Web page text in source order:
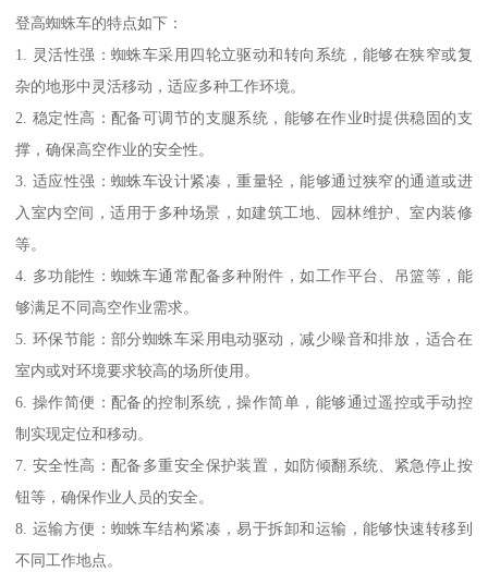
登高蜘蛛车的特点如下：
1. 灵活性强：蜘蛛车采用四轮立驱动和转向系统，能够在狭窄或复
杂的地形中灵活移动，适应多种工作环境。
2. 稳定性高：配备可调节的支腿系统，能够在作业时提供稳固的支
撑，确保高空作业的安全性。
3. 适应性强：蜘蛛车设计紧凑，重量轻，能够通过狭窄的通道或进
入室内空间，适用于多种场景，如建筑工地、园林维护、室内装修
等。
4. 多功能性：蜘蛛车通常配备多种附件，如工作平台、吊篮等，能
够满足不同高空作业需求。
5. 环保节能：部分蜘蛛车采用电动驱动，减少噪音和排放，适合在
室内或对环境要求较高的场所使用。
6. 操作简便：配备的控制系统，操作简单，能够通过遥控或手动控
制实现定位和移动。
7. 安全性高：配备多重安全保护装置，如防倾翻系统、紧急停止按
钮等，确保作业人员的安全。
8. 运输方便：蜘蛛车结构紧凑，易于拆卸和运输，能够快速转移到
不同工作地点。